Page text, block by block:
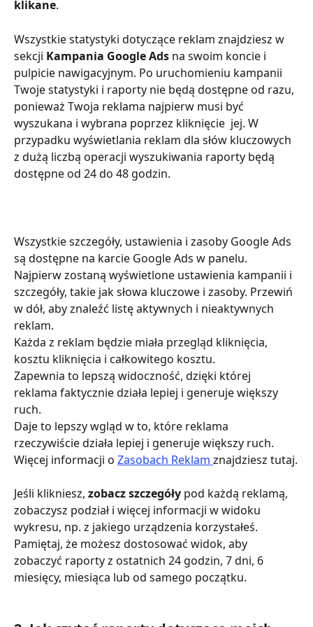
klikane.
Wszystkie statystyki dotyczące reklam znajdziesz w
sekcji Kampania Google Ads na swoim koncie i
pulpicie nawigacyjnym. Po uruchomieniu kampanii
Twoje statystyki i raporty nie będą dostępne od razu,
ponieważ Twoja reklama najpierw musi być
wyszukana i wybrana poprzez kliknięcie  jej. W
przypadku wyświetlania reklam dla słów kluczowych
z dużą liczbą operacji wyszukiwania raporty będą
dostępne od 24 do 48 godzin.
Wszystkie szczegóły, ustawienia i zasoby Google Ads
są dostępne na karcie Google Ads w panelu.
Najpierw zostaną wyświetlone ustawienia kampanii i
szczegóły, takie jak słowa kluczowe i zasoby. Przewiń
w dół, aby znaleźć listę aktywnych i nieaktywnych
reklam.
Każda z reklam będzie miała przegląd kliknięcia,
kosztu kliknięcia i całkowitego kosztu.
Zapewnia to lepszą widoczność, dzięki której
reklama faktycznie działa lepiej i generuje większy
ruch.
Daje to lepszy wgląd w to, które reklama
rzeczywiście działa lepiej i generuje większy ruch.
Więcej informacji o Zasobach Reklam znajdziesz tutaj.
Jeśli klikniesz, zobacz szczegóły pod każdą reklamą,
zobaczysz podział i więcej informacji w widoku
wykresu, np. z jakiego urządzenia korzystałeś.
Pamiętaj, że możesz dostosować widok, aby
zobaczyć raporty z ostatnich 24 godzin, 7 dni, 6
miesięcy, miesiąca lub od samego początku.